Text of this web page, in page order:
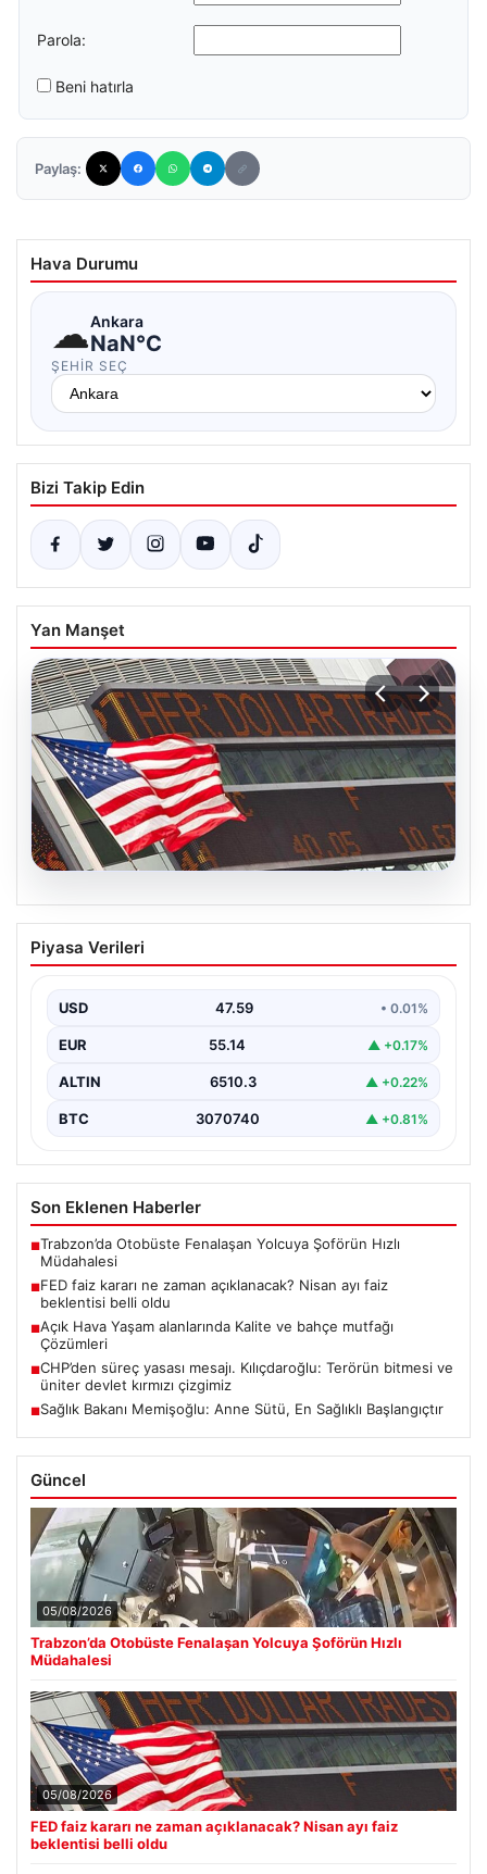
Parola:
Beni hatırla
Paylaş:
Hava Durumu
☁Ankara
NaN°C
ŞEHIR SEÇ
Bizi Takip Edin
Yan Manşet
05.08.2026
FED faiz kararı ne zaman açıklanacak?
Nisan ayı faiz beklentisi belli oldu
Piyasa Verileri
USD 47.59 • 0.01%
EUR 55.14 ▲ +0.17%
ALTIN 6510.3 ▲ +0.22%
BTC 3070740 ▲ +0.81%
Son Eklenen Haberler
■Trabzon’da Otobüste Fenalaşan Yolcuya Şoförün Hızlı
Müdahalesi
■FED faiz kararı ne zaman açıklanacak? Nisan ayı faiz
beklentisi belli oldu
■Açık Hava Yaşam alanlarında Kalite ve bahçe mutfağı
Çözümleri
■CHP’den süreç yasası mesajı. Kılıçdaroğlu: Terörün bitmesi ve
üniter devlet kırmızı çizgimiz
■Sağlık Bakanı Memişoğlu: Anne Sütü, En Sağlıklı Başlangıçtır
Güncel
05/08/2026
Trabzon’da Otobüste Fenalaşan Yolcuya Şoförün Hızlı
Müdahalesi
05/08/2026
FED faiz kararı ne zaman açıklanacak? Nisan ayı faiz
beklentisi belli oldu